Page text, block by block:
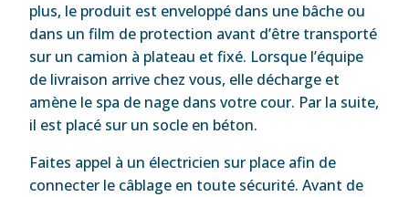
plus, le produit est enveloppé dans une bâche ou
dans un film de protection avant d’être transporté
sur un camion à plateau et fixé. Lorsque l’équipe
de livraison arrive chez vous, elle décharge et
amène le spa de nage dans votre cour. Par la suite,
il est placé sur un socle en béton.
Faites appel à un électricien sur place afin de
connecter le câblage en toute sécurité. Avant de